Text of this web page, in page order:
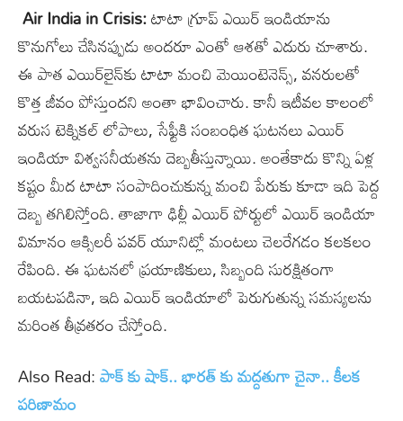
Air India in Crisis:టాటా గ్రూప్ ఎయిర్ ఇండియాను
కొనుగోలు చేసినప్పుడు అందరూ ఎంతో ఆశతో ఎదురు చూశారు.
ఈ పాత ఎయిర్‌లైన్‌కు టాటా మంచి మెయింటెనెన్స్, వనరులతో
కొత్త జీవం పోస్తుందని అంతా భావించారు. కానీ ఇటీవల కాలంలో
వరుస టెక్నికల్ లోపాలు, సేఫ్టీకి సంబంధిత ఘటనలు ఎయిర్
ఇండియా విశ్వసనీయతను దెబ్బతీస్తున్నాయి. అంతేకాదు కొన్ని ఏళ్ల
కష్టం మీద టాటా సంపాదించుకున్న మంచి పేరుకు కూడా ఇది పెద్ద
దెబ్బ తగిలిస్తోంది. తాజాగా ఢిల్లీ ఎయిర్ పోర్టులో ఎయిర్ ఇండియా
విమానం ఆక్సిలరీ పవర్ యూనిట్లో మంటలు చెలరేగడం కలకలం
రేపింది. ఈ ఘటనలో ప్రయాణికులు, సిబ్బంది సురక్షితంగా
బయటపడినా, ఇది ఎయిర్ ఇండియాలో పెరుగుతున్న సమస్యలను
మరింత తీవ్రతరం చేస్తోంది.
Also Read:పాక్ కు షాక్.. భారత్ కు మద్దతుగా చైనా.. కీలక
పరిణామం